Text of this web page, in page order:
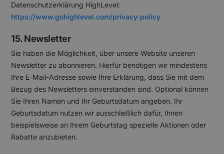
Datenschutzerklärung HighLevel:
https://www.gohighlevel.com/privacy-policy
15. Newsletter
Sie haben die Möglichkeit, über unsere Website unseren
Newsletter zu abonnieren. Hierfür benötigen wir mindestens
Ihre E-Mail-Adresse sowie Ihre Erklärung, dass Sie mit dem
Bezug des Newsletters einverstanden sind. Optional können
Sie Ihren Namen und Ihr Geburtsdatum angeben. Ihr
Geburtsdatum nutzen wir ausschließlich dafür, Ihnen
beispielsweise an Ihrem Geburtstag spezielle Aktionen oder
Rabatte anzubieten.